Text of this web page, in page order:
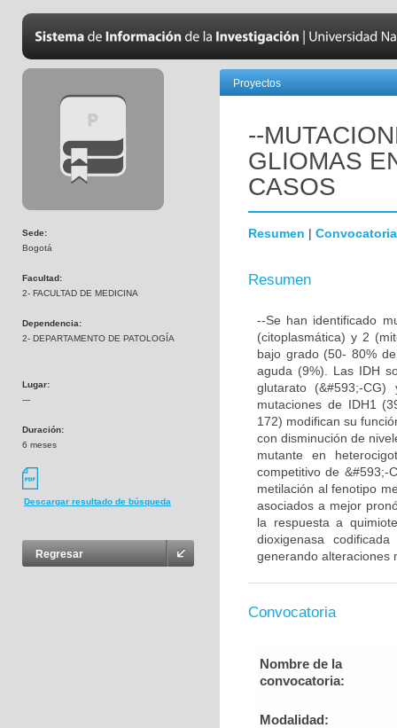
Sede:
Bogotá
Facultad:
2- FACULTAD DE MEDICINA
Dependencia:
2- DEPARTAMENTO DE PATOLOGÍA
Lugar:
---
Duración:
6 meses
Descargar resultado de búsqueda
Regresar
Proyectos
--
GLIOMAS
CASOS
Resumen | Convocatoria
Resumen
--Se han identificado
(citoplasmática) y 2
bajo grado (50- 80%
aguda (9%). Las IDH
glutarato (&#593;-
mutaciones de IDH1
172) modifican su
con disminución de
mutante en
competitivo de &#593;-
metilación al fenotipo
asociados a mejor
la respuesta a
dioxigenasa
generando alteraciones
Convocatoria
Nombre de la
convocatoria:
Modalidad: